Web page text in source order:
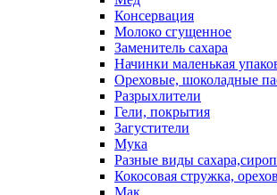
Консервация
Молоко сгущенное
Заменитель сахара
Начинки маленькая
Ореховые, шоколадные
Разрыхлители
Гели, покрытия
Загустители
Мука
Разные виды
Кокосовая стружка,
Мак